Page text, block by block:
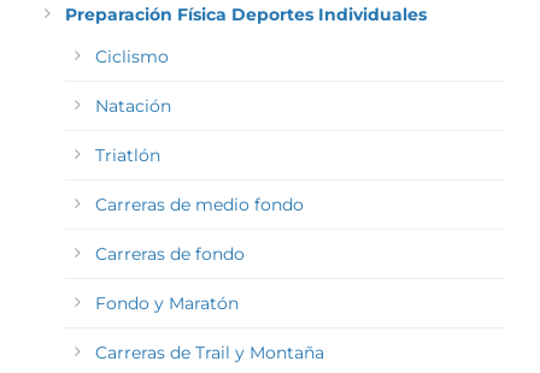
Preparación Física Deportes Individuales
Ciclismo
Natación
Triatlón
Carreras de medio fondo
Carreras de fondo
Fondo y Maratón
Carreras de Trail y Montaña